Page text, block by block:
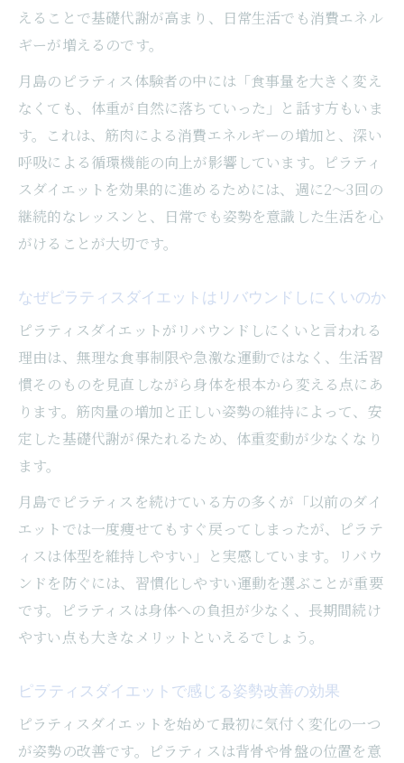
えることで基礎代謝が高まり、日常生活でも消費エネル
ギーが増えるのです。
月島のピラティス体験者の中には「食事量を大きく変え
なくても、体重が自然に落ちていった」と話す方もいま
す。これは、筋肉による消費エネルギーの増加と、深い
呼吸による循環機能の向上が影響しています。ピラティ
スダイエットを効果的に進めるためには、週に2～3回の
継続的なレッスンと、日常でも姿勢を意識した生活を心
がけることが大切です。
なぜピラティスダイエットはリバウンドしにくいのか
ピラティスダイエットがリバウンドしにくいと言われる
理由は、無理な食事制限や急激な運動ではなく、生活習
慣そのものを見直しながら身体を根本から変える点にあ
ります。筋肉量の増加と正しい姿勢の維持によって、安
定した基礎代謝が保たれるため、体重変動が少なくなり
ます。
月島でピラティスを続けている方の多くが「以前のダイ
エットでは一度痩せてもすぐ戻ってしまったが、ピラテ
ィスは体型を維持しやすい」と実感しています。リバウ
ンドを防ぐには、習慣化しやすい運動を選ぶことが重要
です。ピラティスは身体への負担が少なく、長期間続け
やすい点も大きなメリットといえるでしょう。
ピラティスダイエットで感じる姿勢改善の効果
ピラティスダイエットを始めて最初に気付く変化の一つ
が姿勢の改善です。ピラティスは背骨や骨盤の位置を意